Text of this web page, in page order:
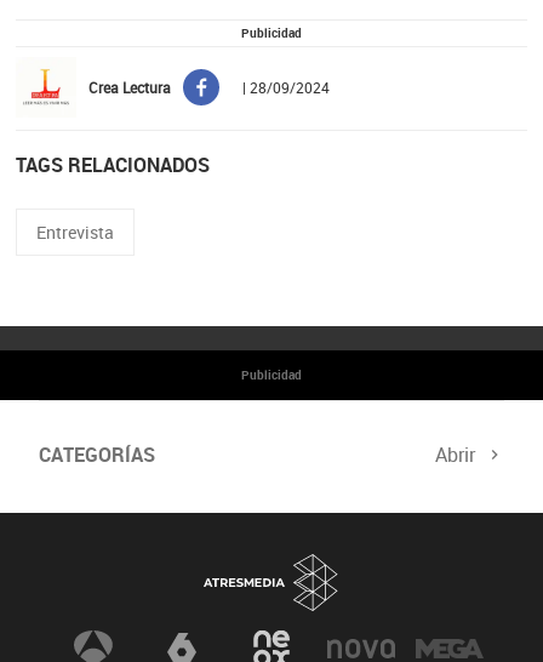
Publicidad
Crea Lectura | 28/09/2024
TAGS RELACIONADOS
Entrevista
Publicidad
CATEGORÍAS Abrir